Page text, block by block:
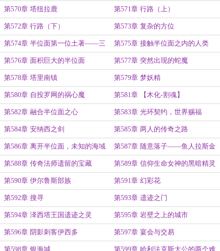
第570章 塔纽拉鹿 第571章 行路（上）
第572章 行路（下） 第573章 复杂的方位
第574章 半位面第一位土著——三
尾白虎
第575章 接触半位面之内的人类
第576章 面积巨大的半位面 第577章 突然出现的蛇魔
第578章 塔里南镇 第579章 梦妖精
第580章 自投罗网的祸心魔 第581章 【木化-割魂】
第582章 融合半位面之心 第583章 光环契约，世界赐福
第584章 安纳西之剑 第585章 两人的传奇之路
第586章 离开半位面，未知的海域 第587章 随意落子——鱼人拉斯金
第588章 传奇法师遗留的宝藏 第589章 信仰生命女神的黑暗精灵
第590章 伊尔鲁斯部族 第591章 幻彩花
第592章 搜寻 第593章 遗迹之门
第594章 泽西塔王国遗迹之灵 第595章 岩壁之上的城市
第596章 阴影刺客伊西多 第597章 宴会与交易
第598章 银海城 第599章 哈利法克斯大公的两个难